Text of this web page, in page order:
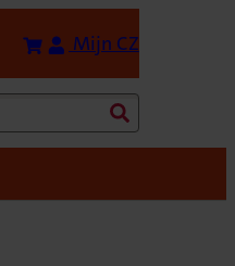
Bereken uw premie
Mijn CZ